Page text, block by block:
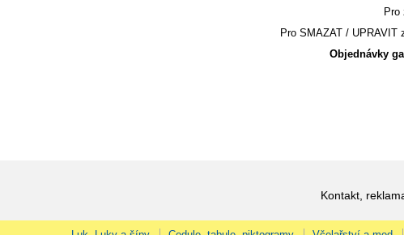
Pro
Pro SMAZAT /
Objednávky
Kontakt,